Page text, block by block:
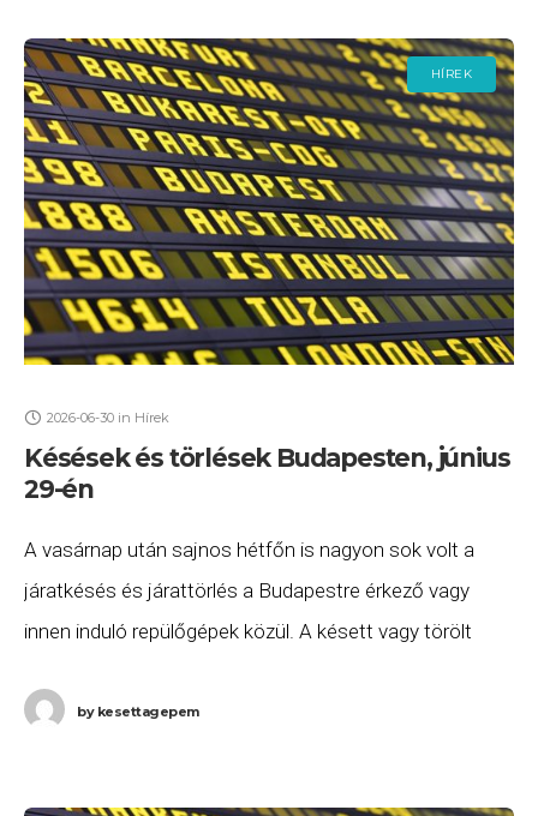
HÍREK
2026-06-30 in Hírek
Késések és törlések Budapesten, június
29-én
A vasárnap után sajnos hétfőn is nagyon sok volt a
járatkésés és járattörlés a Budapestre érkező vagy
innen induló repülőgépek közül. A késett vagy törölt
bykesettagepem